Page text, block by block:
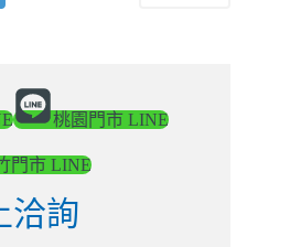
桃園門市 LINE
門市 LINE
洽詢